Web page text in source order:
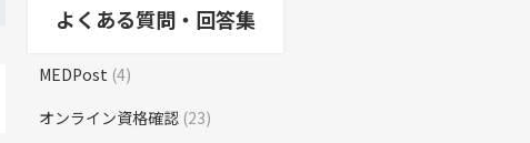
よくある質問・回答集
MEDPost (4)
オンライン資格確認 (23)